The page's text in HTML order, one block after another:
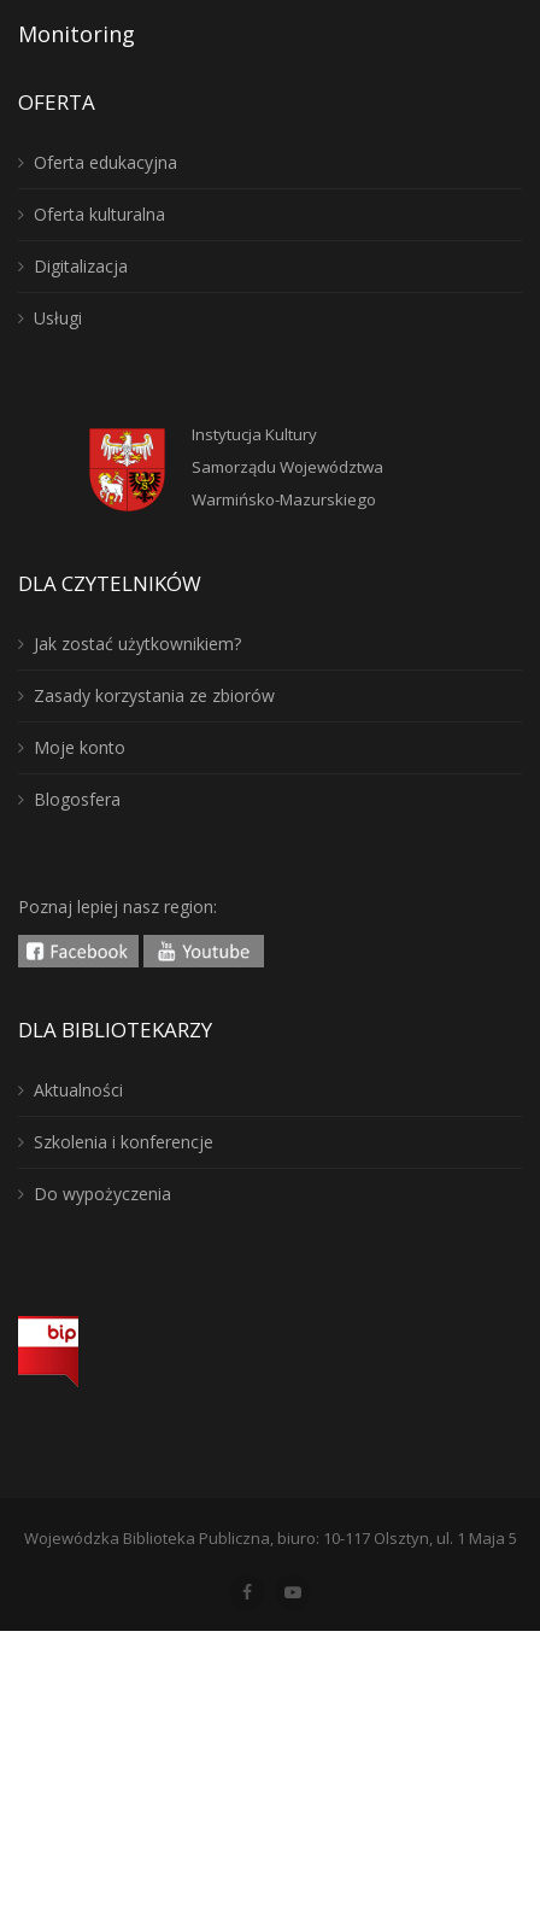
Monitoring
OFERTA
Oferta edukacyjna
Oferta kulturalna
Digitalizacja
Usługi
Instytucja Kultury
Samorządu Województwa
Warmińsko-Mazurskiego
DLA CZYTELNIKÓW
Jak zostać użytkownikiem?
Zasady korzystania ze zbiorów
Moje konto
Blogosfera
Poznaj lepiej nasz region:
DLA BIBLIOTEKARZY
Aktualności
Szkolenia i konferencje
Do wypożyczenia
Wojewódzka Biblioteka Publiczna, biuro: 10-117 Olsztyn, ul. 1 Maja 5